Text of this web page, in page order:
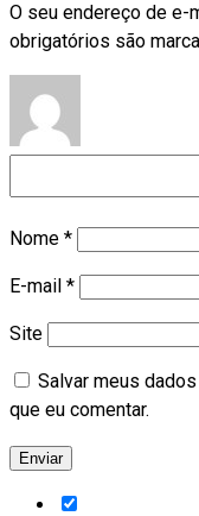
O seu endereço de e-
obrigatórios são
Nome *
E-mail *
Site
Salvar meus
que eu comentar.